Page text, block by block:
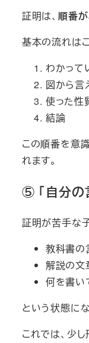
証明は、 順番
基本の流れは
わかって
図から言
使った性
結論
この順番を意
れます。
⑤ 「自分の
証明が苦手な
教科書の
解説の文
何を書い
という状態に
これでは、少